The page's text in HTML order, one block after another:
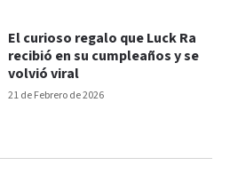
21 de Febrero de 2026
El curioso regalo que Luck Ra
recibió en su cumpleaños y se
volvió viral